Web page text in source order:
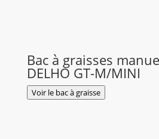
Bac à graisses
DELHO GT-M/MINI
Voir le bac à graisse